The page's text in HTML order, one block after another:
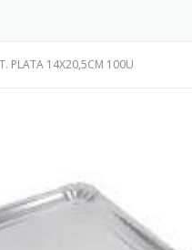
PLATA 14X20,5CM 100U